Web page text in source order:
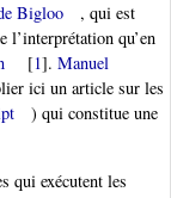
Bigloo
, qui est
l’interprétation qu’en
[1]. Manuel
ici un article sur les
) qui constitue une
qui exécutent les